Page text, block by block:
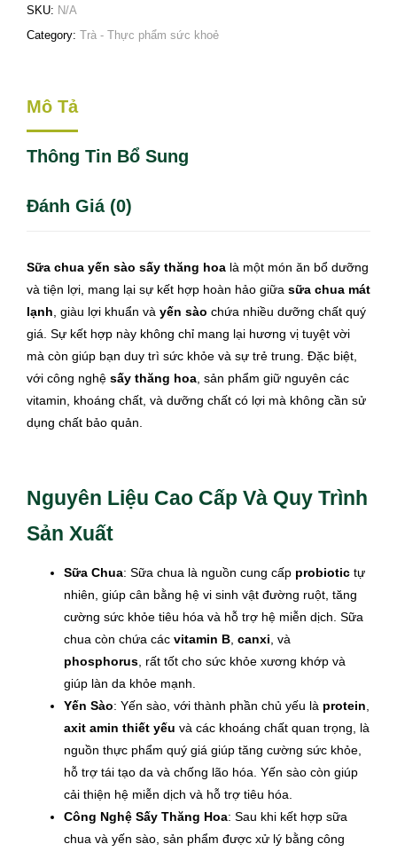
SKU: N/A
Category: Trà - Thực phẩm sức khoẻ
Mô Tả
Thông Tin Bổ Sung
Đánh Giá (0)
Sữa chua yến sào sấy thăng hoa là một món ăn bổ dưỡng
và tiện lợi, mang lại sự kết hợp hoàn hảo giữa sữa chua mát
lạnh , giàu lợi khuẩn và yến sào chứa nhiều dưỡng chất quý
giá. Sự kết hợp này không chỉ mang lại hương vị tuyệt vời
mà còn giúp bạn duy trì sức khỏe và sự trẻ trung. Đặc biệt,
với công nghệ sấy thăng hoa , sản phẩm giữ nguyên các
vitamin, khoáng chất, và dưỡng chất có lợi mà không cần sử
dụng chất bảo quản.
Nguyên Liệu Cao Cấp Và Quy Trình
Sản Xuất
Sữa Chua: Sữa chua là nguồn cung cấp probiotic tự
nhiên, giúp cân bằng hệ vi sinh vật đường ruột, tăng
cường sức khỏe tiêu hóa và hỗ trợ hệ miễn dịch. Sữa
chua còn chứa các vitamin B canxi , và
phosphorus , rất tốt cho sức khỏe xương khớp và
giúp làn da khỏe mạnh.
Yến Sào: Yến sào, với thành phần chủ yếu là protein
axit amin thiết yếu và các khoáng chất quan trọng, là
nguồn thực phẩm quý giá giúp tăng cường sức khỏe,
hỗ trợ tái tạo da và chống lão hóa. Yến sào còn giúp
cải thiện hệ miễn dịch và hỗ trợ tiêu hóa.
Công Nghệ Sấy Thăng Hoa: Sau khi kết hợp sữa
chua và yến sào, sản phẩm được xử lý bằng công